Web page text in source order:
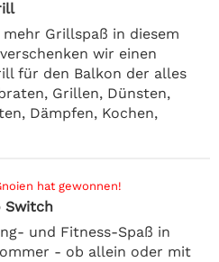
Grillspaß in diesem
wir einen
für den Balkon der alles
Grillen, Dünsten,
Dämpfen, Kochen,
hat gewonnen!
Switch
und Fitness-Spaß in
- ob allein oder mit